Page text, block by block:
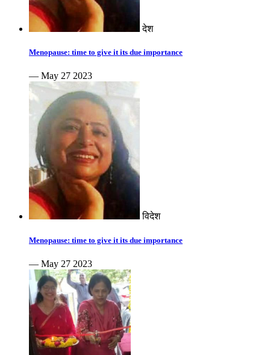
देश
Menopause: time to give it its due importance
— May 27 2023
विदेश
Menopause: time to give it its due importance
— May 27 2023